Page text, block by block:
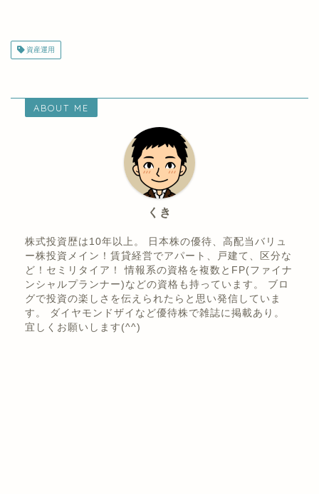
資産運用
ABOUT ME
くき
株式投資歴は10年以上。 日本株の優待、高配当バリュ
ー株投資メイン！賃貸経営でアパート、戸建て、区分な
ど！セミリタイア！ 情報系の資格を複数とFP(ファイナ
ンシャルプランナー)などの資格も持っています。 ブロ
グで投資の楽しさを伝えられたらと思い発信していま
す。 ダイヤモンドザイなど優待株で雑誌に掲載あり。
宜しくお願いします(^^)